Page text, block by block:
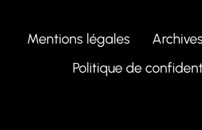
Mentions légales Archives
Politique de